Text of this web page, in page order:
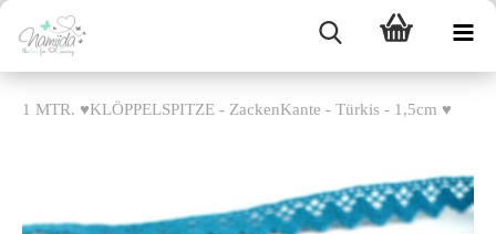
1 MTR. ♥KLÖPPELSPITZE - ZackenKante - Türkis - 1,5cm ♥